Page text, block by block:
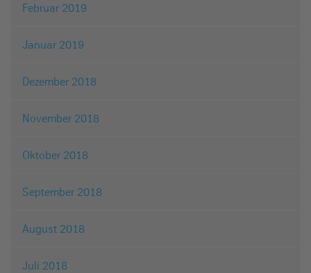
Februar 2019
Januar 2019
Dezember 2018
November 2018
Oktober 2018
September 2018
August 2018
Juli 2018